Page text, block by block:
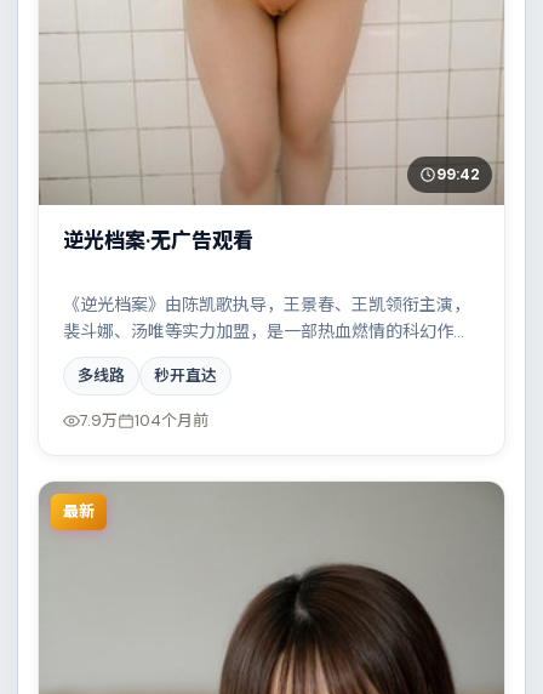
99:42
逆光档案·无广告观看
《逆光档案》由陈凯歌执导，王景春、王凯领衔主演，
裴斗娜、汤唯等实力加盟，是一部热血燃情的科幻作
品。故事主要发生在法国，一场看似偶然的事故牵出陈
年秘辛。影片在视听语言与叙事节奏上均有突破，适合
喜欢深度叙事的观众。
多线路 秒开直达
7.9万 104个月前
最新